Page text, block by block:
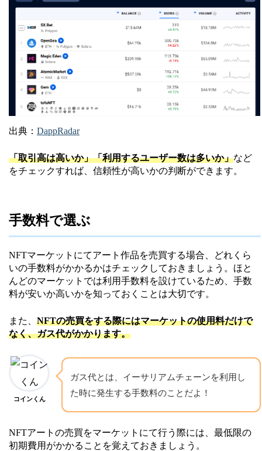
出典： DappRadar
「取引高は高いか」「利用するユーザー数は多いか」など
をチェックすれば、信頼性が高いかの判断ができます。
手数料で選ぶ
NFTマーケットにてアート作品を売買する場合、どれくら
いの手数料がかかるかはチェックしておきましょう。ほと
んどのマーケットでは利用手数料を設けているため、手数
料が安いか高いかを知っておくことは大切です。
また、 NFTの売買をする際にはマーケットの使用料だけで
なく、ガス代がかかります。
コインくん
ガス代とは、イーサリアムチェーンを利用し
た時に発生する手数料のことだよ！
NFTアートの売買をマーケットにて行う際には、最低限の
初期費用がかかることを覚えておきましょう。